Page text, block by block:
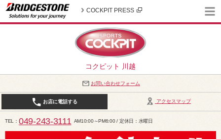
コクピット 川越
COCKPIT PRESS
お問い合わせフォーム
アクセスマップ
お店に電話する
TEL 049-243-3111 AM10:00～PM6:00 / 定休日：水曜日